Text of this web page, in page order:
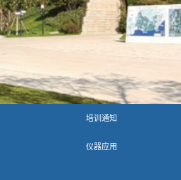
培训通知
仪器应用